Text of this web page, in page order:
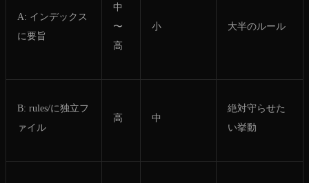
A: インデックス
に要旨
中
〜
高
小 大半のルール
B: rules/に独立フ
ァイル
高 中
絶対守らせた
い挙動